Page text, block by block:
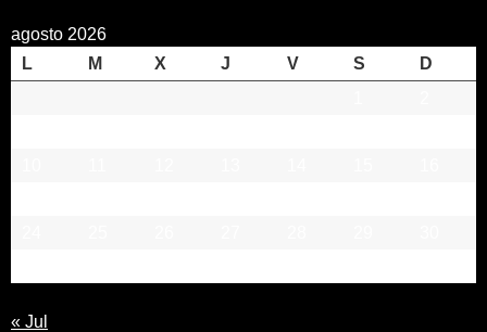
agosto 2026
L
M X J V S
D
« Jul